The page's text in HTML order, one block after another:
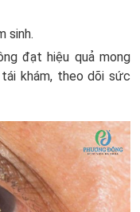
sinh.
đạt hiệu quả mong
khám, theo dõi sức